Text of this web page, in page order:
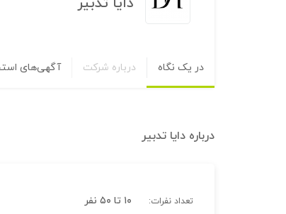
در یک نگاه درباره شرکت آگهی‌های
درباره دایا تدبیر
تعداد نفرات: ۱۰ تا ۵۰ نفر